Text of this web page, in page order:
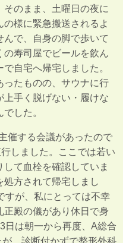
そのまま、土曜日の夜に
様に緊急搬送されるよ
んで、自身の脚で歩いて
の寿司屋でビールを飲ん
自宅へ帰宅しました 。
ったものの、サウナに行
上手く脱げない・履けな
した。
催する会議があったので
しました。ここでは若い
て血栓を確認していま
処方されて帰宅しまし
すが、私にとっては不幸
正殿の儀があり休日で身
日は朝一から再度、A総合
が、診断付かずで整形外科